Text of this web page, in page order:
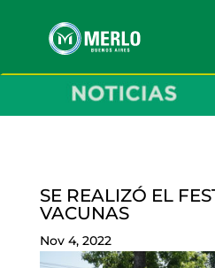
SE REALIZÓ EL
VACUNAS
Nov 4, 2022